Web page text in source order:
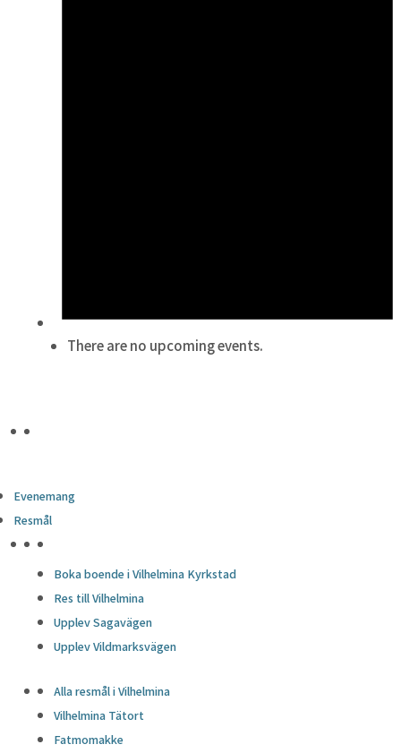
There are no upcoming events.
Evenemang
Resmål
Boka boende i Vilhelmina Kyrkstad
Res till Vilhelmina
Upplev Sagavägen
Upplev Vildmarksvägen
Alla resmål i Vilhelmina
Vilhelmina Tätort
Fatmomakke